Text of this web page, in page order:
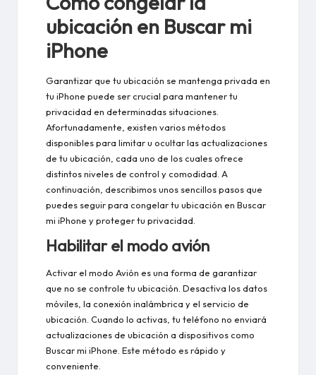
ubicación en Buscar mi
iPhone
Garantizar que tu ubicación se mantenga privada en
tu iPhone puede ser crucial para mantener tu
privacidad en determinadas situaciones.
Afortunadamente, existen varios métodos
disponibles para limitar u ocultar las actualizaciones
de tu ubicación, cada uno de los cuales ofrece
distintos niveles de control y comodidad. A
continuación, describimos unos sencillos pasos que
puedes seguir para congelar tu ubicación en Buscar
mi iPhone y proteger tu privacidad.
Habilitar el modo avión
Activar el modo Avión es una forma de garantizar
que no se controle tu ubicación. Desactiva los datos
móviles, la conexión inalámbrica y el servicio de
ubicación. Cuando lo activas, tu teléfono no enviará
actualizaciones de ubicación a dispositivos como
Buscar mi iPhone. Este método es rápido y
conveniente.